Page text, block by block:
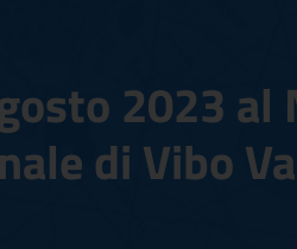
2023 al
di Vibo